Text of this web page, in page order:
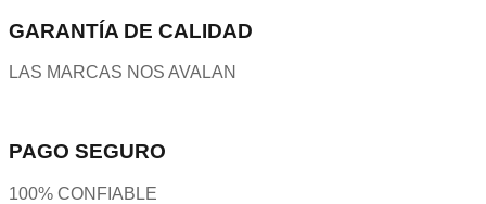
GARANTÍA DE CALIDAD
LAS MARCAS NOS AVALAN
PAGO SEGURO
100% CONFIABLE